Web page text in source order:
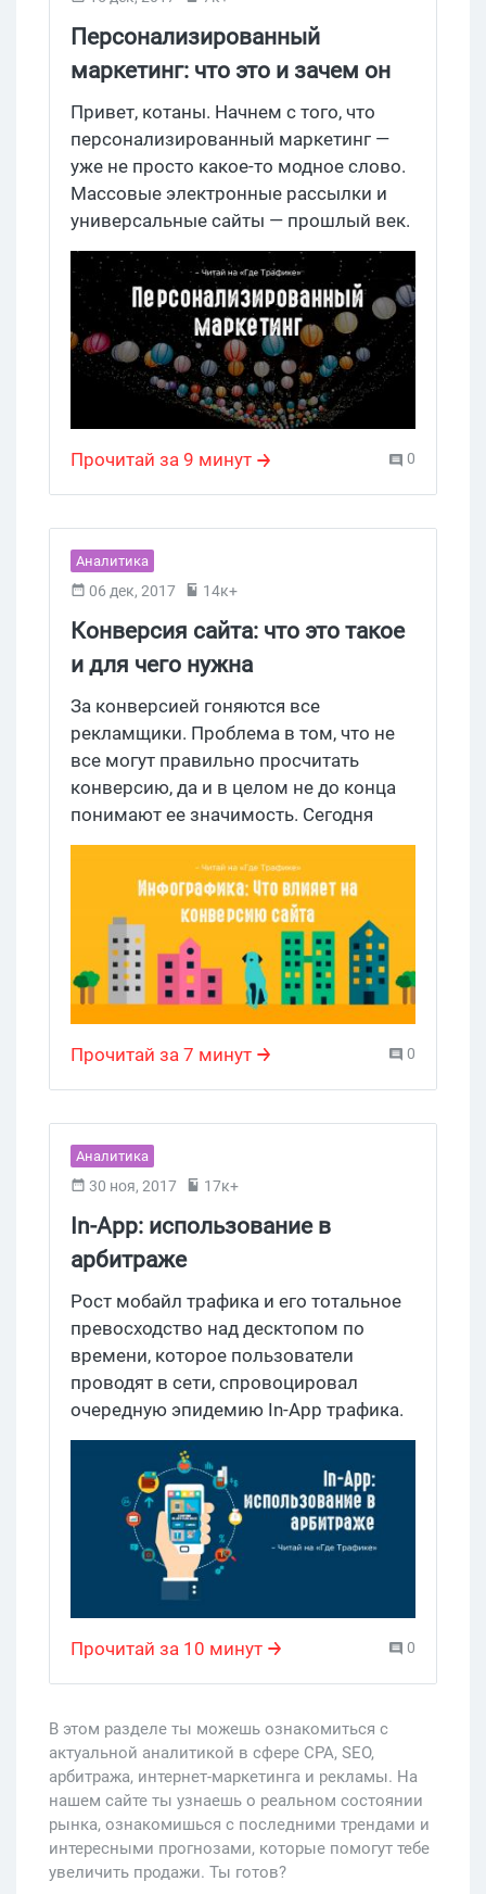
Персонализированный
маркетинг: что это и зачем он
нужен
Привет, котаны. Начнем с того, что
персонализированный маркетинг —
уже не просто какое-то модное слово.
Массовые электронные рассылки и
универсальные сайты — прошлый век.
В наше время подавляющее
большинство компаний
персонализируют свой маркетинг, в
основном Еmail-рассылки и
корпоративные станицы.
Прочитай за 9 минут 0
Аналитика
06 дек, 2017 14к+
Конверсия сайта: что это такое
и для чего нужна
За конверсией гоняются все
рекламщики. Проблема в том, что не
все могут правильно просчитать
конверсию, да и в целом не до конца
понимают ее значимость. Сегодня
расскажем, что же это такое, для чего
вообще конверсия нужна, от чего она
зависит и как ее рассчитывать.
Прочитай за 7 минут 0
Аналитика
30 ноя, 2017 17к+
In-App: использование в
арбитраже
Рост мобайл трафика и его тотальное
превосходство над десктопом по
времени, которое пользователи
проводят в сети, спровоцировал
очередную эпидемию In-App трафика.
Этот рекламный формат активно
штурмует Интернет в течение
последнего полугода. Арбитраны
бросают товарку и бегут сливать свой
кровный бюджет в In-App в надежде,
что тема еще не занята другими, и
можно сорвать большой куш, собрав
этот раз все не так просто. Здесь тоже
найдется ложка дегтя, да еще какая. О
какую проблему он в себе таит, пойдет
речь в этом материале.
Прочитай за 10 минут 0
В этом разделе ты можешь ознакомиться с
актуальной аналитикой в сфере CPA, SEO,
арбитража, интернет-маркетинга и рекламы. На
нашем сайте ты узнаешь о реальном состоянии
рынка, ознакомишься с последними трендами и
интересными прогнозами, которые помогут тебе
увеличить продажи. Ты готов?